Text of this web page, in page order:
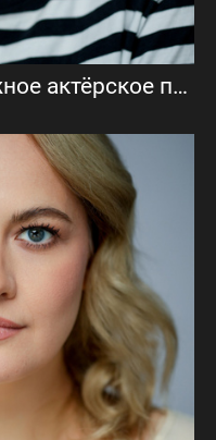
Ирина Устинова (типажное актёрское портфолио)